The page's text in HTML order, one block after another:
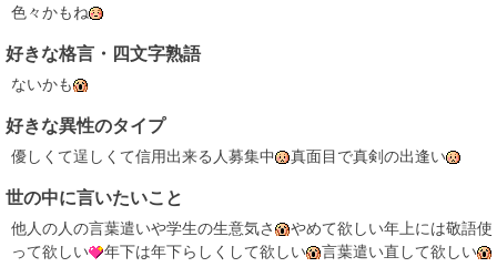
色々かもね
好きな格言・四文字熟語
ないかも
好きな異性のタイプ
優しくて逞しくて信用出来る人募集中 真面目で真剣の出逢い
世の中に言いたいこと
他人の人の言葉遣いや学生の生意気さ
やめて欲しい年上には敬語使
って欲しい
年下は年下らしくして欲しい 言葉遣い直して欲しい